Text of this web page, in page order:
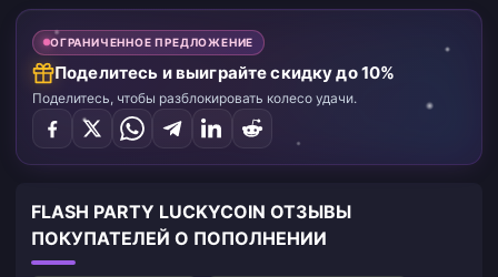
ОГРАНИЧЕННОЕ ПРЕДЛОЖЕНИЕ
Поделитесь и выиграйте скидку до 10%
Поделитесь, чтобы разблокировать колесо удачи.
FLASH PARTY LUCKYCOIN ОТЗЫВЫ
ПОКУПАТЕЛЕЙ О ПОПОЛНЕНИИ